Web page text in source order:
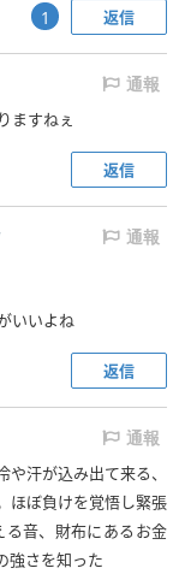
返信
1
通報
ますねぇ
返信
通報
いいよね
返信
通報
汗が込み出て来る、
ほぼ負けを覚悟し緊張
音、財布にあるお金
強さを知った